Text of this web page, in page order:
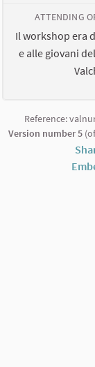
ATTENDING
Il workshop era
e alle giovani
Reference:
Version number 5